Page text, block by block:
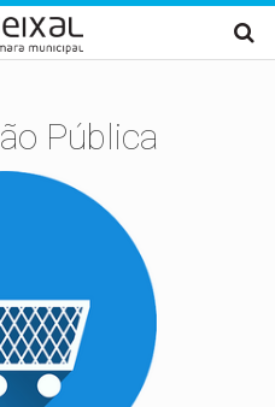
Pública